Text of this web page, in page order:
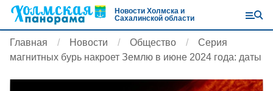
Новости Холмска и
Сахалинской области
Главная Новости Общество
Серия
магнитных бурь накроет Землю в июне 2024 года: даты